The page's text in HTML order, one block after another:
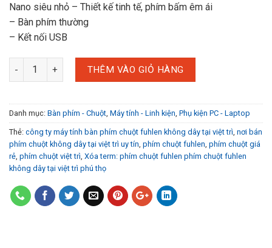
Nano siêu nhỏ – Thiết kế tinh tế, phím bấm êm ái
– Bàn phím thường
– Kết nối USB
THÊM VÀO GIỎ HÀNG
Danh mục: Bàn phím - Chuột, Máy tính - Linh kiện, Phụ kiện PC - Laptop
Thẻ: công ty máy tính bàn phím chuột fuhlen không dây tại việt trì, nơi bán
phím chuột không dây tại việt trì uy tín, phím chuột fuhlen, phím chuột giá
rẻ, phím chuột việt trì, Xóa term: phím chuột fuhlen phím chuột fuhlen
không dây tại việt trì phú thọ